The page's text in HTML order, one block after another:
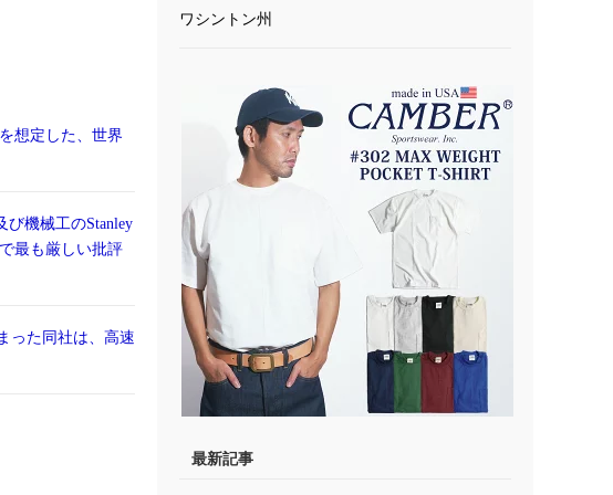
想定した、世界
び機械工のStanley
最も厳しい批評
った同社は、高速
ワシントン州
最新記事